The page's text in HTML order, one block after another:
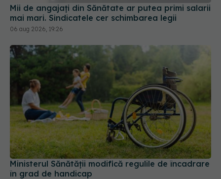
Mii de angajați din Sănătate ar putea primi salarii
mai mari. Sindicatele cer schimbarea legii
06 aug 2026, 19:26
Ministerul Sănătății modifică regulile de încadrare
în grad de handicap